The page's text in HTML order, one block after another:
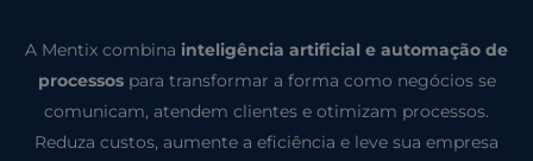
A Mentix combina inteligência artificial e automação de
processospara transformar a forma como negócios se
comunicam, atendem clientes e otimizam processos.
Reduza custos, aumente a eficiência e leve sua empresa